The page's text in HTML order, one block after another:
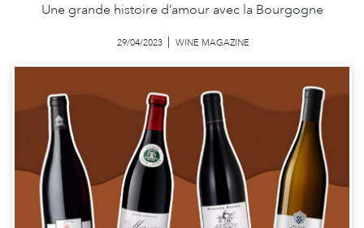
Une grande histoire d’amour avec la Bourgogne
29/04/2023 WINE MAGAZINE